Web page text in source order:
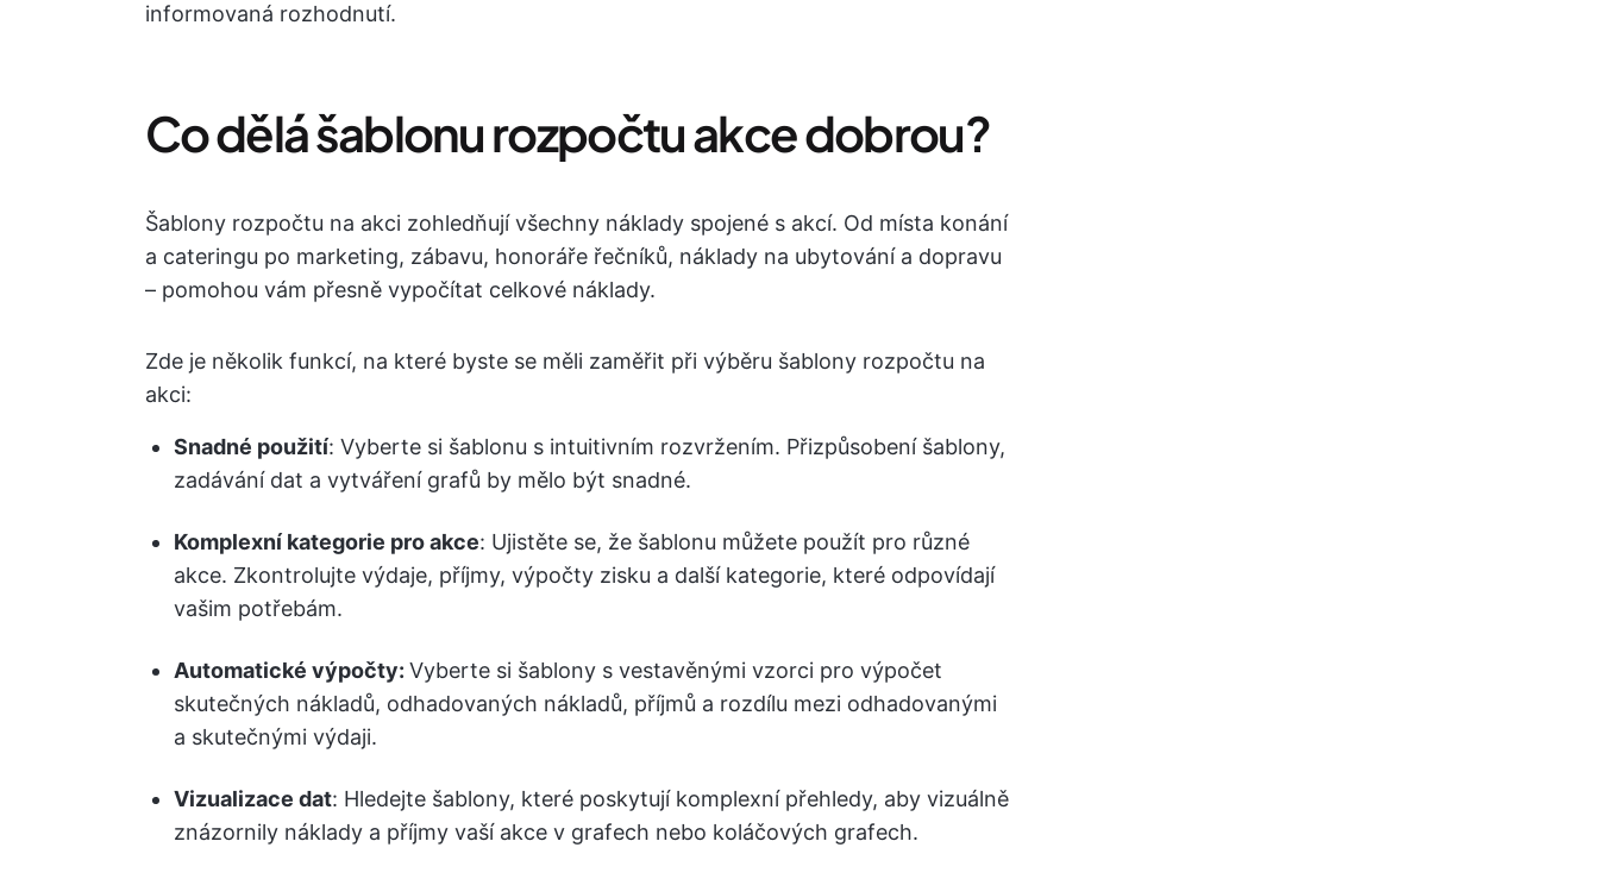
informovaná rozhodnutí.
Co dělá šablonu rozpočtu akce dobrou?
Šablony rozpočtu na akci zohledňují všechny náklady spojené s akcí. Od místa konání
a cateringu po marketing, zábavu, honoráře řečníků, náklady na ubytování a dopravu
– pomohou vám přesně vypočítat celkové náklady.
Zde je několik funkcí, na které byste se měli zaměřit při výběru šablony rozpočtu na
akci:
Snadné použití: Vyberte si šablonu s intuitivním rozvržením. Přizpůsobení šablony,
zadávání dat a vytváření grafů by mělo být snadné.
Komplexní kategorie pro akce: Ujistěte se, že šablonu můžete použít pro různé
akce. Zkontrolujte výdaje, příjmy, výpočty zisku a další kategorie, které odpovídají
vašim potřebám.
Automatické výpočty: Vyberte si šablony s vestavěnými vzorci pro výpočet
skutečných nákladů, odhadovaných nákladů, příjmů a rozdílu mezi odhadovanými
a skutečnými výdaji.
Vizualizace dat: Hledejte šablony, které poskytují komplexní přehledy, aby vizuálně
znázornily náklady a příjmy vaší akce v grafech nebo koláčových grafech.